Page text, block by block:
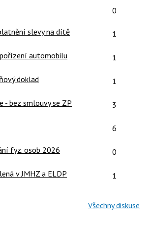
Počet
0
slevy na dítě Počet
1
automobilu Počet
1
doklad Počet
1
- bez smlouvy se ZP Počet
3
Počet
6
fyz. osob 2026 Počet
0
v JMHZ a ELDP Počet
1
Všechny diskuse